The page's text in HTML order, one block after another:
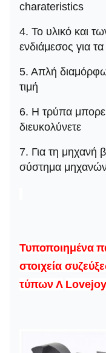
charateristics
4. Το υλικό και
ενδιάμεσος για τα
5. Απλή
τιμή
6. Η τρύπα
διευκολύνετε
7. Για τη μηχανή
σύστημα
Τυποποιημένα
στοιχεία
τύπων Λ Lovejoy